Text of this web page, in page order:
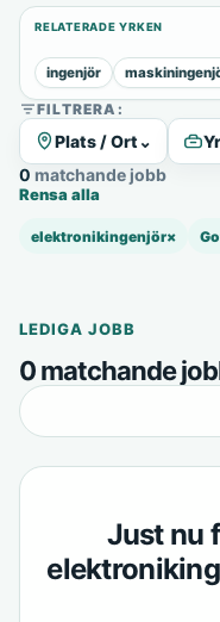
RELATERADE YRKEN
ingenjör
FILTRERA:
Plats / Ort ⌄
0 matchande jobb
Rensa alla
elektronikingenjör×
LEDIGA JOBB
0 matchande
Just nu